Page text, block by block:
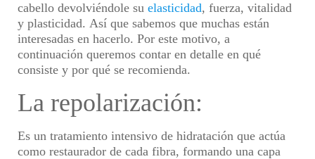
cabello devolviéndole su elasticidad, fuerza, vitalidad
y plasticidad. Así que sabemos que muchas están
interesadas en hacerlo. Por este motivo, a
continuación queremos contar en detalle en qué
consiste y por qué se recomienda.
La repolarización:
Es un tratamiento intensivo de hidratación que actúa
como restaurador de cada fibra, formando una capa